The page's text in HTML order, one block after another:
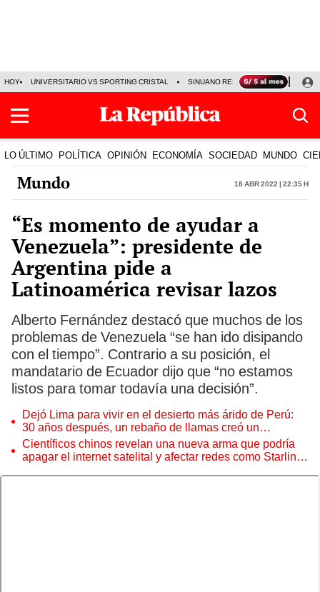
HOY UNIVERSITARIO VS SPORTING CRISTAL SINUANO RESULTADOS HOY
LO ÚLTIMO POLÍTICA OPINIÓN ECONOMÍA SOCIEDAD MUNDO
Mundo 18 Abr 2022 | 22:35 h
“Es momento de ayudar a
Venezuela”: presidente de
Argentina pide a
Latinoamérica revisar lazos
Alberto Fernández destacó que muchos de los
problemas de Venezuela “se han ido disipando
con el tiempo”. Contrario a su posición, el
mandatario de Ecuador dijo que “no estamos
listos para tomar todavía una decisión”.
Dejó Lima para vivir en el desierto más árido de Perú:
30 años después, un rebaño de llamas creó un
sorprendente ecosistema
Científicos chinos revelan una nueva arma que podría
apagar el internet satelital y afectar redes como Starlink